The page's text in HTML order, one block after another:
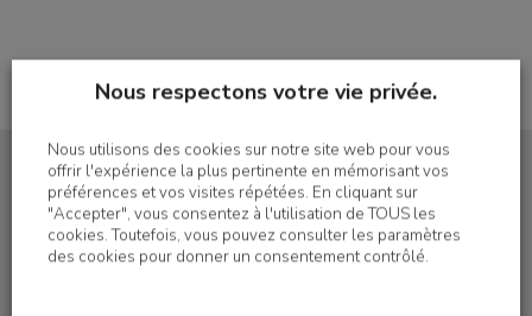
S'inscrire à la newsletter
Nous respectons votre vie privée.
Nous utilisons des cookies sur notre site web pour vous
offrir l'expérience la plus pertinente en mémorisant vos
préférences et vos visites répétées. En cliquant sur
"Accepter", vous consentez à l'utilisation de TOUS les
cookies. Toutefois, vous pouvez consulter les paramètres
des cookies pour donner un consentement contrôlé.